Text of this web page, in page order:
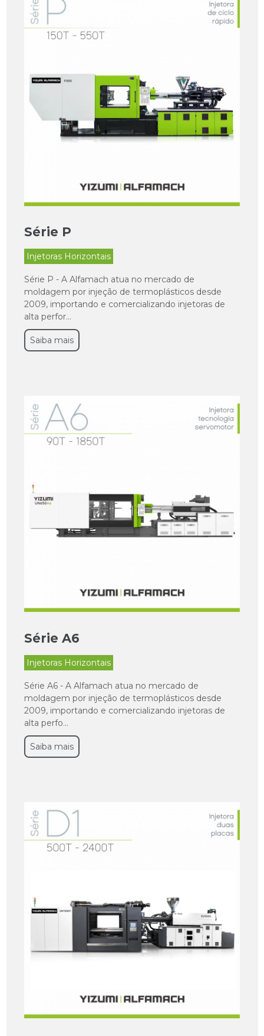
Série P
Injetoras Horizontais
Série P - A Alfamach atua no mercado de
moldagem por injeção de termoplásticos desde
2009, importando e comercializando injetoras de
alta perfor...
Saiba mais
Série A6
Injetoras Horizontais
Série A6 - A Alfamach atua no mercado de
moldagem por injeção de termoplásticos desde
2009, importando e comercializando injetoras de
alta perfo...
Saiba mais